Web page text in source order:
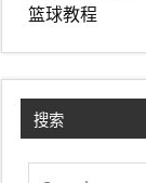
篮球教程
搜索